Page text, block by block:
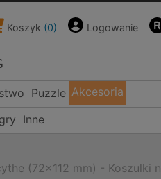
Koszyk (0) Logowanie
Puzzle Akcesoria
Inne
(72x112 mm) - Koszulki